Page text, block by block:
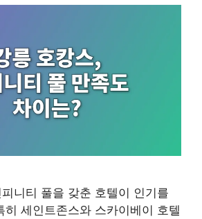
니티 풀을 갖춘 호텔이 인기를
히 세인트존스와 스카이베이 호텔